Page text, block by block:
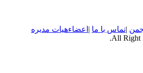
|تماس با ما|اعضاءهیات مدیره
All